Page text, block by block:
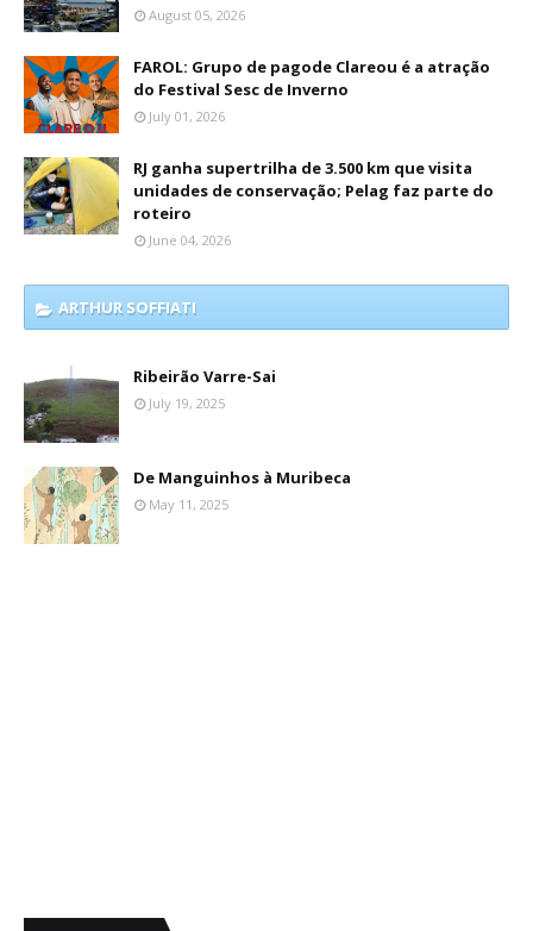
August 05, 2026
FAROL: Grupo de pagode Clareou é a atração
do Festival Sesc de Inverno
July 01, 2026
RJ ganha supertrilha de 3.500 km que visita
unidades de conservação; Pelag faz parte do
roteiro
June 04, 2026
ARTHUR SOFFIATI
Ribeirão Varre-Sai
July 19, 2025
De Manguinhos à Muribeca
May 11, 2025